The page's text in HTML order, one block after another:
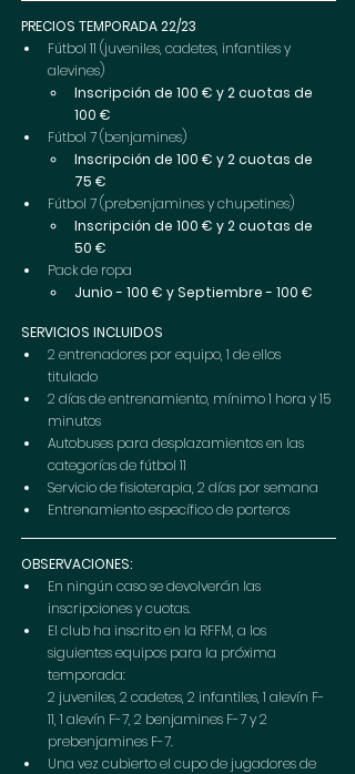
PRECIOS TEMPORADA 22/23
Fútbol 11 (juveniles, cadetes, infantiles y
alevines)
Inscripción de 100 € y 2 cuotas de
100 €
Fútbol 7 (benjamines)
Inscripción de 100 € y 2 cuotas de
75 €
Fútbol 7 (prebenjamines y chupetines)
Inscripción de 100 € y 2 cuotas de
50 €
Pack de ropa
Junio - 100 € y Septiembre - 100 €
SERVICIOS INCLUIDOS
2 entrenadores por equipo, 1 de ellos
titulado
2 días de entrenamiento, mínimo 1 hora y 15
minutos
Autobuses para desplazamientos en las
categorías de fútbol 11
Servicio de fisioterapia, 2 días por semana
Entrenamiento específico de porteros
OBSERVACIONES:
En ningún caso se devolverán las
inscripciones y cuotas.
El club ha inscrito en la RFFM, a los
siguientes equipos para la próxima
temporada:
2 juveniles, 2 cadetes, 2 infantiles, 1 alevín F-
11, 1 alevín F-7, 2 benjamines F-7 y 2
prebenjamines F-7.
Una vez cubierto el cupo de jugadores de